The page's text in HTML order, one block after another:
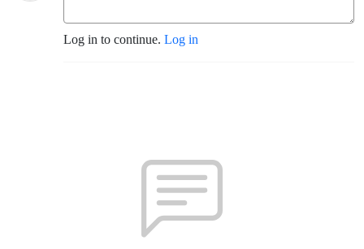
Log in to continue. Log in